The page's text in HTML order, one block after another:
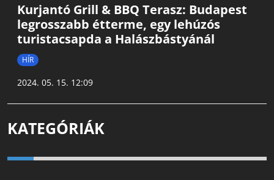
Kurjantó Grill & BBQ Terasz: Budapest
legrosszabb étterme, egy lehúzós
turistacsapda a Halászbástyánál
HÍR
2024. 05. 15. 12:09
KATEGÓRIÁK